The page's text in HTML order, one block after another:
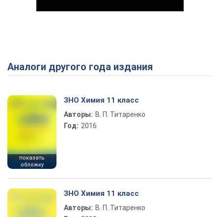
Play Video
Аналоги другого года издания
показать
обложку
ЗНО Химия 11 класс
Авторы: В. П. Титаренко
Год: 2016
ЗНО Химия 11 класс
Авторы: В. П. Титаренко